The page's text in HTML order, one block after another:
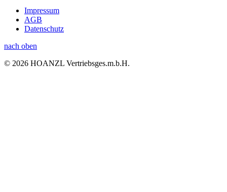
Impressum
AGB
Datenschutz
nach oben
© 2026 HOANZL Vertriebsges.m.b.H.